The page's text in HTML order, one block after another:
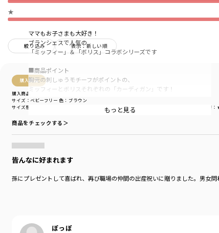
★
絞り込み 表示：新しい順
購入商品
購入商品
サイズ感 伸縮性 ：伸びる着用シーン 着替えやすさ
サイズ：ベビーフリー 色：ブラウン
商品をチェックする＞
皆んなに好まれます
孫にプレゼントして喜ばれ、再び職場の仲間の出産祝いに贈りました。男女
ぽっぽ
ママもお子さまも大好き！
ブランシェスで人気の
「ミッフィー」＆「ボリス」コラボシリーズです
■商品ポイント
胸元の刺しゅうモチーフがポイントの、
ミッフィーとボリスそれぞれの「カーディガン」です！
多色の糸をミックスして編んでいるので、
柔らかな肌ざわりで、赤ちゃんにも安心して着用して
いただけます
ママにも嬉しいポイント♪
【関連商品】025603406 【miffy/ミッフィー】カーディガン
もっと見る